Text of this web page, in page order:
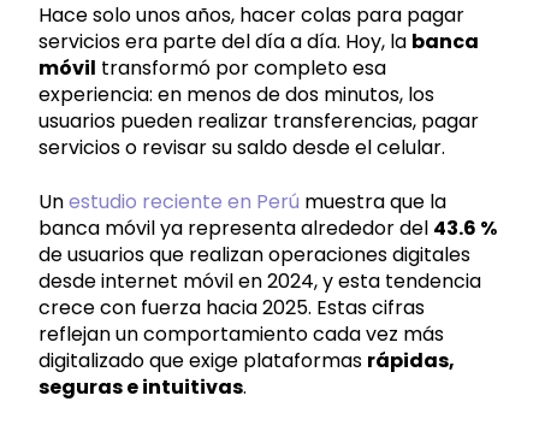
Hace solo unos años, hacer colas para pagar
servicios era parte del día a día. Hoy, la banca
móvil transformó por completo esa
experiencia: en menos de dos minutos, los
usuarios pueden realizar transferencias, pagar
servicios o revisar su saldo desde el celular.
Unestudio reciente en Perú muestra que la
banca móvil ya representa alrededor del 43.6 %
de usuarios que realizan operaciones digitales
desde internet móvil en 2024, y esta tendencia
crece con fuerza hacia 2025. Estas cifras
reflejan un comportamiento cada vez más
digitalizado que exige plataformas rápidas,
seguras e intuitivas.